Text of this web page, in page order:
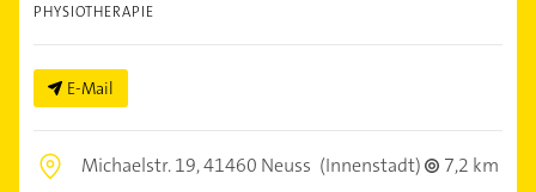
PHYSIOTHERAPIE
E-Mail
Michaelstr. 19,41460 Neuss (Innenstadt)
7,2 km